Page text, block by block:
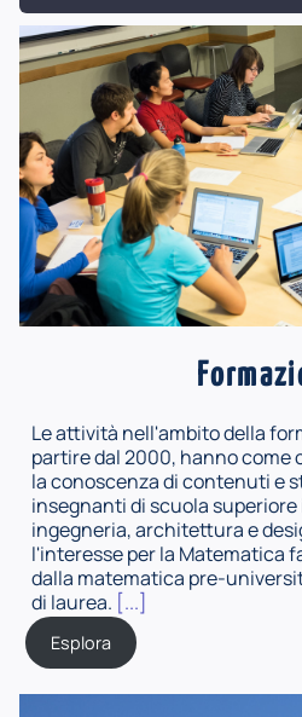
Le attività nell'ambito della
partire dal 2000, hanno
la conoscenza di contenuti e
insegnanti di scuola
ingegneria, architettura e
l'interesse per la Matematica
dalla matematica pre-
di laurea. [...]
Esplora